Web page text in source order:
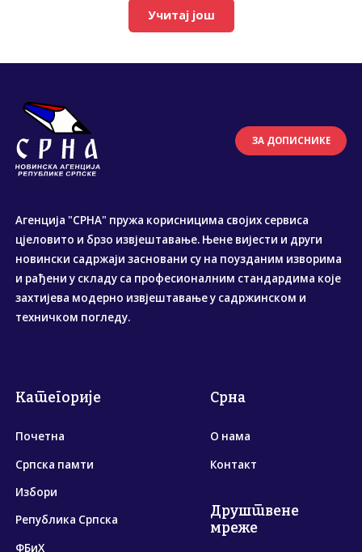
Учитај још
ЗА ДОПИСНИКЕ
Агенција "СРНА" пружа корисницима својих сервиса
цјеловито и брзо извјештавање. Њене вијести и други
новински садржаји засновани су на поузданим изворима
и рађени у складу са професионалним стандардима које
захтијева модерно извјештавање у садржинском и
техничком погледу.
Категорије
Почетна
Српска памти
Избори
Република Српска
ФБиХ
Срна
О нама
Контакт
Друштвене
мреже